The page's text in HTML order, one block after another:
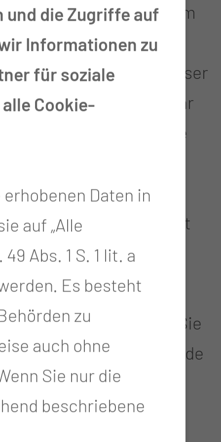
Schmidt, hat sich am
Buch der Stadt
eingetragen. Mit dieser
würdigt die Stadt ihr
Lebenswerk sowie ihre
und die
Wissenschaftsstandort
Laudatio als
verstanden habe. „Sie
haben, auch und gerade
dass unsere
Dafür gebührt Ihnen
und die Zugriffe auf
Informationen zu
für soziale
Cookie-
Daten in
auf „Alle
Abs. 1 S. 1 lit. a
Es besteht
zu
auch ohne
Sie nur die
beschriebene